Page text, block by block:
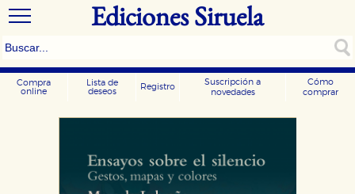
Ediciones Siruela
Compra
online
Lista de
deseos
Registro
Suscripción a
novedades
Cómo
comprar